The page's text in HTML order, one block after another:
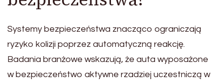
Systemy bezpieczeństwa znacząco ograniczają
ryzyko kolizji poprzez automatyczną reakcję.
Badania branżowe wskazują, że auta wyposażone
w bezpieczeństwo aktywne rzadziej uczestniczą w